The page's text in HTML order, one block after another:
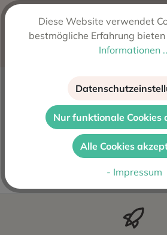
Produktnummer:
385
Hersteller:J.C. Gutierrez Colosia,
Maria - Cadiz, Spanien
Dieser Sherry Gutierrez Colosia
de Barrameda reift unter der
Florhefen in d…Mehr
Diese Website verwendet
bestmögliche Erfahrung bieten
Informationen
Nur funktionale Cookies
Alle Cookies
- Impressum